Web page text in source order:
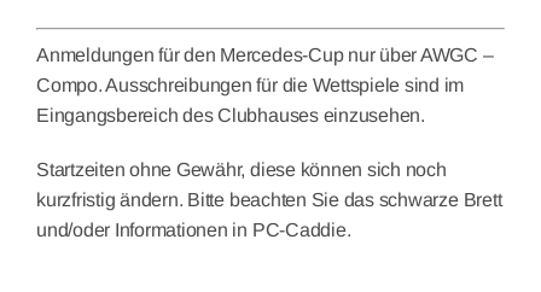
Anmeldungen für den Mercedes-Cup nur über AWGC –
Compo. Ausschreibungen für die Wettspiele sind im
Eingangsbereich des Clubhauses einzusehen.
Startzeiten ohne Gewähr, diese können sich noch
kurzfristig ändern. Bitte beachten Sie das schwarze Brett
und/oder Informationen in PC-Caddie.